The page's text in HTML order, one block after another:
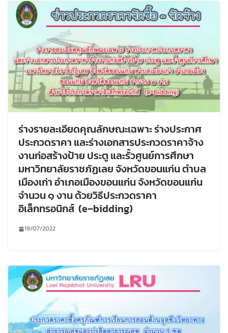
ร่างรายละเอียดคุณลักษณะเฉพาะ ร่างประกาศ
ประกวดราคา และร่างเอกสารประกวดราคาจ้าง
งานก่อสร้างป้าย ประตู และรั้วศูนย์การศึกษา
มหาวิทยาลัยราชภัฏเลย จังหวัดขอนแก่น ตำบล
เมืองเก่า อำเภอเมืองขอนแก่น จังหวัดขอนแก่น
จำนวน ๑ งาน ด้วยวิธีประกวดราคา
อิเล็กทรอนิกส์ (e–bidding)
19/07/2022